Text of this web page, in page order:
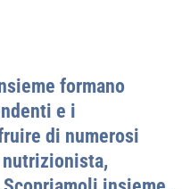
formano
e i
di numerosi